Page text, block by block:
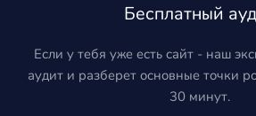
Бесплатный
Если у тебя уже есть сайт - наш
аудит и разберет основные точки
30 минут.